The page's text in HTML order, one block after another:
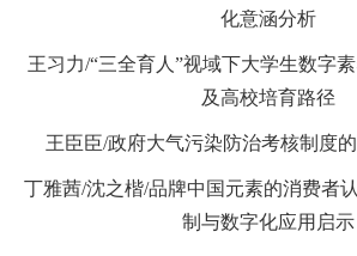
化意涵分析
王习力/“三全育人”视域下大学生数字
及高校培育路径
王臣臣/政府大气污染防治考核制度
丁雅茜/沈之楷/品牌中国元素的消费者
制与数字化应用启示